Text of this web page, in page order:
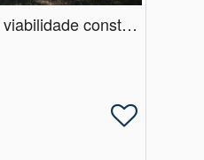
Terreno Rústico + viabilidade construção | Salir | Loulé